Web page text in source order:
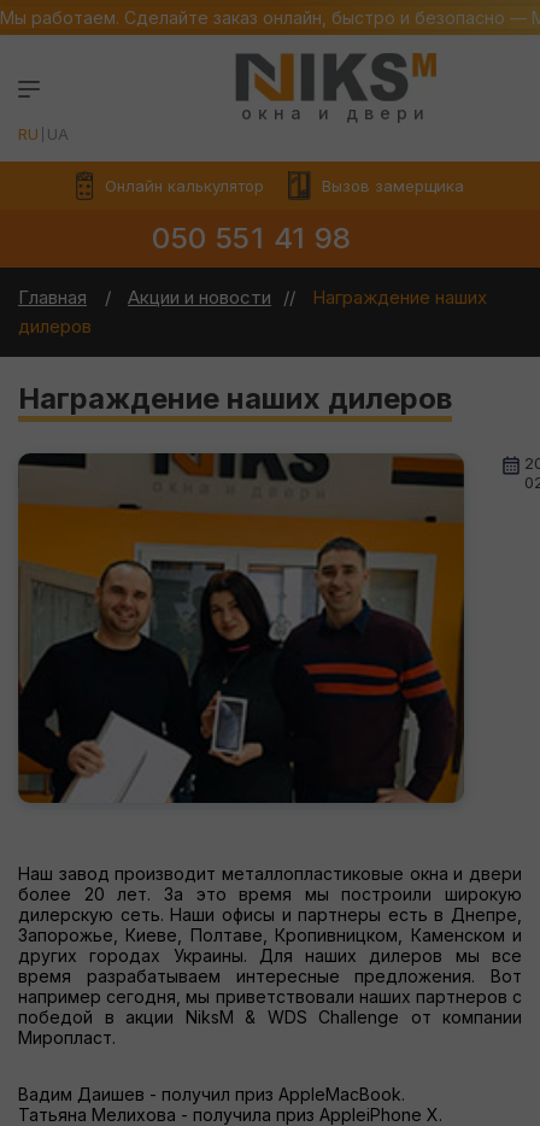
Мы работаем. Сделайте заказ онлайн, быстро и безопасно
окна и двери
RU UA
Онлайн калькулятор Вызов замерщика
050 551 41 98
Главная Акции и новости
Награждение наших
дилеров
Награждение наших дилеров
Наш завод производит металлопластиковые окна и двери
более 20 лет. За это время мы построили широкую
дилерскую сеть. Наши офисы и партнеры есть в Днепре,
Запорожье, Киеве, Полтаве, Кропивницком, Каменском и
других городах Украины. Для наших дилеров мы все
время разрабатываем интересные предложения. Вот
например сегодня, мы приветствовали наших партнеров с
победой в акции NiksM & WDS Сhallenge от компании
Миропласт.
Вадим Даишев - получил приз AppleMacBook.
Татьяна Мелихова - получила приз AppleiPhone X.